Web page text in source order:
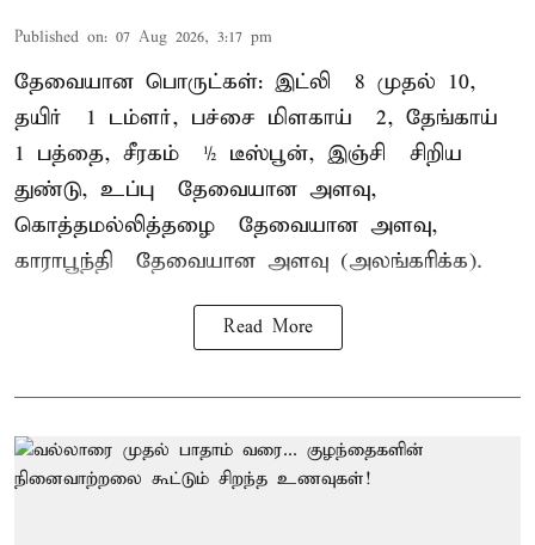
Published on: 07 Aug 2026, 3:17 pm
தேவையான பொருட்கள்: இட்லி – 8 முதல் 10,
தயிர் – 1 டம்ளர், பச்சை மிளகாய் – 2, தேங்காய் –
1 பத்தை, சீரகம் – ½ டீஸ்பூன், இஞ்சி – சிறிய
துண்டு, உப்பு – தேவையான அளவு,
கொத்தமல்லித்தழை – தேவையான அளவு,
காராபூந்தி – தேவையான அளவு (அலங்கரிக்க).
Read More